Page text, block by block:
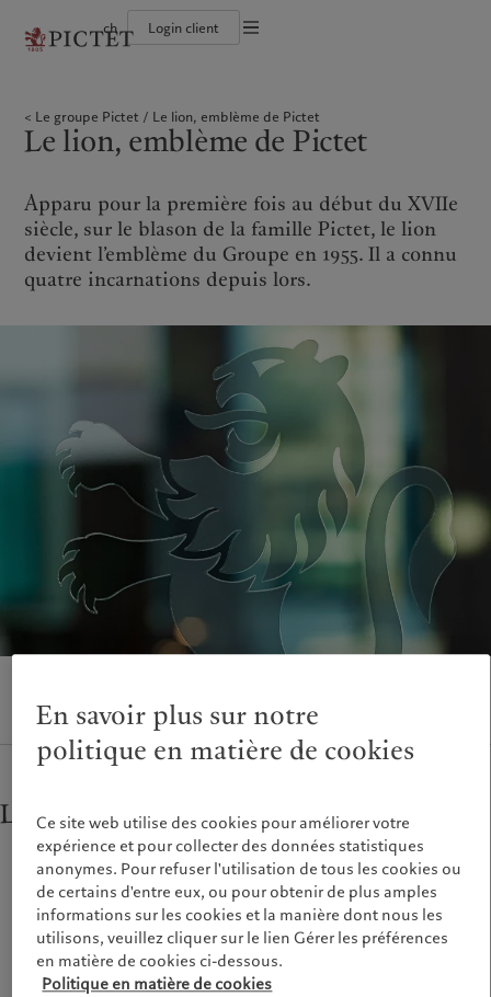
ch Login client
Solidité financière de Pictet
Diversité, équité et inclusion
Collection Pictet
Investisseurs institutionnels
Alternative investments
Asset services
Au-delà des marchés
S’abonner à la newsletter
Plan d’action climatique
Principes d’investissement en faveur du climat
Gouvernance de la durabilité
Prix Pictet
Bahamas
Canada (en)| Canada (fr)
United States
China Offshore|中国离岸
Hong Kong SAR|香港特別行政區
|香港特别行政区
日本
Belgique
Deutschland
|España
|Italy
Luxembourg (fr)
Luxembourg
| Luxemburg (de)
Monaco (en)
Monaco (fr)
Schweiz
Svizzera
Moyen-Orient
Israel
United Arab Emirates
Le groupe Pictet
Les associés du Groupe
Solidité financière de Pictet
Diversité, équité et inclusion
Particuliers et familles
Institutions et intermédiaires
financiers
Investisseurs institutionnels
Wealth management
Asset management
Alternative investments
Commentaires et analyses
Publications récentes
Marchés
Au-delà des marchés
S’abonner à la newsletter
Durabilité
Rapport de durabilité
Principes d’investissement en
faveur du climat
Gouvernance de la durabilité
Gestion des cookies
Protection des données
Le groupe Pictet Le lion, emblème de Pictet
Le lion, emblème de Pictet
Apparu pour la première fois au début du XVIIe
siècle, sur le blason de la famille Pictet, le lion
devient l’emblème du Groupe en 1955. Il a connu
quatre incarnations depuis lors.
L’évolution du lion
En savoir plus sur notre
politique en matière de cookies
Ce site web utilise des cookies pour améliorer votre
expérience et pour collecter des données statistiques
anonymes. Pour refuser l'utilisation de tous les cookies ou
de certains d'entre eux, ou pour obtenir de plus amples
informations sur les cookies et la manière dont nous les
utilisons, veuillez cliquer sur le lien Gérer les préférences
en matière de cookies ci-dessous.
Politique en matière de cookies